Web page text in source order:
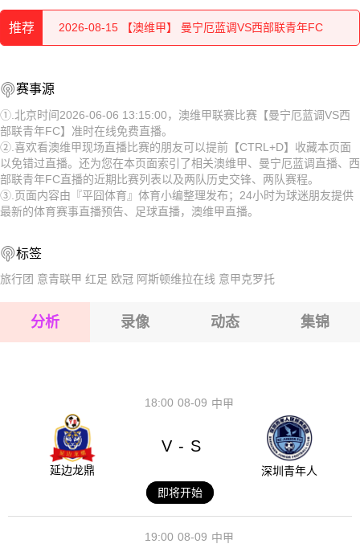
推荐 2026-08-15 【澳维甲】 曼宁厄蓝调VS西部联青年FC
2026-08-15 【澳维甲】 曼宁厄蓝调VS西部联青年FC
2026-08-15 【澳维甲】 曼宁厄蓝调VS西部联青年FC
2026-08-15 【澳维甲】 曼宁厄蓝调VS西部联青年FC
2026-08-15 【澳维甲】 曼宁厄蓝调VS西部联青年FC
2026-08-15 【澳维甲】 曼宁厄蓝调VS西部联青年FC
2026-08-15 【澳维甲】 曼宁厄蓝调VS西部联青年FC
2026-08-15 【澳维甲】 曼宁厄蓝调VS西部联青年FC
赛事源
①.北京时间2026-06-06 13:15:00，澳维甲联赛比赛【曼宁厄蓝调VS西
部联青年FC】准时在线免费直播。
②.喜欢看澳维甲现场直播比赛的朋友可以提前【CTRL+D】收藏本页面
以免错过直播。还为您在本页面索引了相关澳维甲、曼宁厄蓝调直播、西
部联青年FC直播的近期比赛列表以及两队历史交锋、两队赛程。
③.页面内容由『平囧体育』体育小编整理发布；24小时为球迷朋友提供
最新的体育赛事直播预告、足球直播，澳维甲直播。
标签
旅行团 意青联甲 红足 欧冠 阿斯顿维拉在线 意甲克罗托
分析 录像 动态 集锦
08-09
18:00 中甲
延边龙鼎
V - S
深圳青年人
即将开始
08-09
19:00 中甲